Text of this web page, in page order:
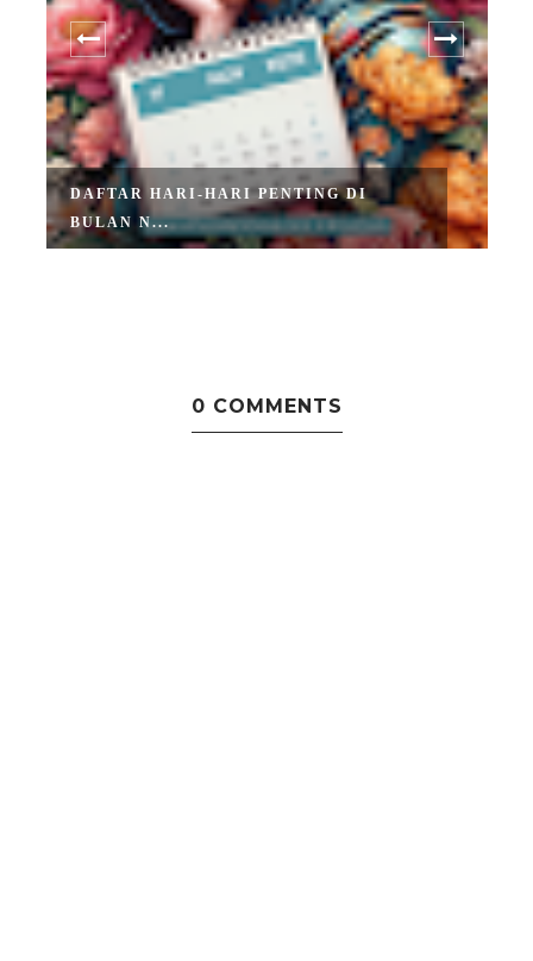
DAFTAR HARI-HARI PENTING DI
BULAN N...
0 COMMENTS